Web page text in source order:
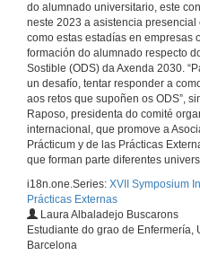
do alumnado universitario, este
neste 2023 a asistencia
como estas estadías en empresas
formación do alumnado respecto
Sostible (ODS) da Axenda 2030.
un desafío, tentar responder a
aos retos que supoñen os ODS”,
Raposo, presidenta do comité
internacional, que promove a
Prácticum y de las Prácticas
que forman parte diferentes
i18n.one.Series: XVII Symposium
Prácticas Externas
Laura Albaladejo Buscarons
Estudiante do grao de
Barcelona
5 de
5 de